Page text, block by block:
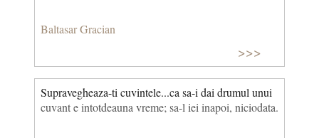
Baltasar Gracian
>>>
Supravegheaza-ti cuvintele...ca sa-i dai drumul unui
cuvant e intotdeauna vreme; sa-l iei inapoi, niciodata.